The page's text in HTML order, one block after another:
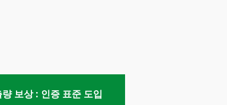
보상 : 인증 표준 도입